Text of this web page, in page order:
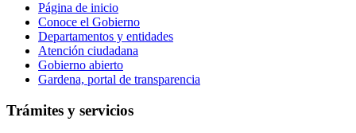
Página de inicio
Conoce el Gobierno
Departamentos y entidades
Atención ciudadana
Gobierno abierto
Gardena, portal de transparencia
Trámites y servicios